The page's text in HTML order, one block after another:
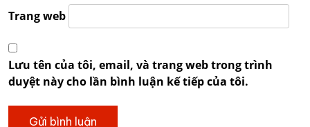
Trang web
Lưu tên của tôi, email, và trang web trong trình
duyệt này cho lần bình luận kế tiếp của tôi.